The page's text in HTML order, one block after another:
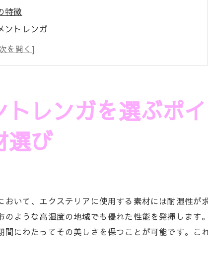
特徴
ントレンガ
の気候
管と設置方法
ポイント
トレンガの魅力
び方
カラー展開
の秘訣
ザインアイデア
ンガの選び方
ントレンガの選び方
カラー選び
レンガを選ぶポ
選び
いて、エクステリアに使用する素材には耐湿性が
ような高湿度の地域でも優れた性能を発揮します
にわたってその美しさを保つことが可能です。こ